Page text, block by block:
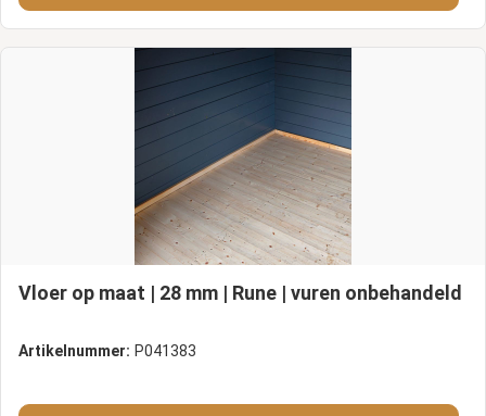
Vloer op maat | 28 mm | Rune | vuren onbehandeld
Artikelnummer: P041383